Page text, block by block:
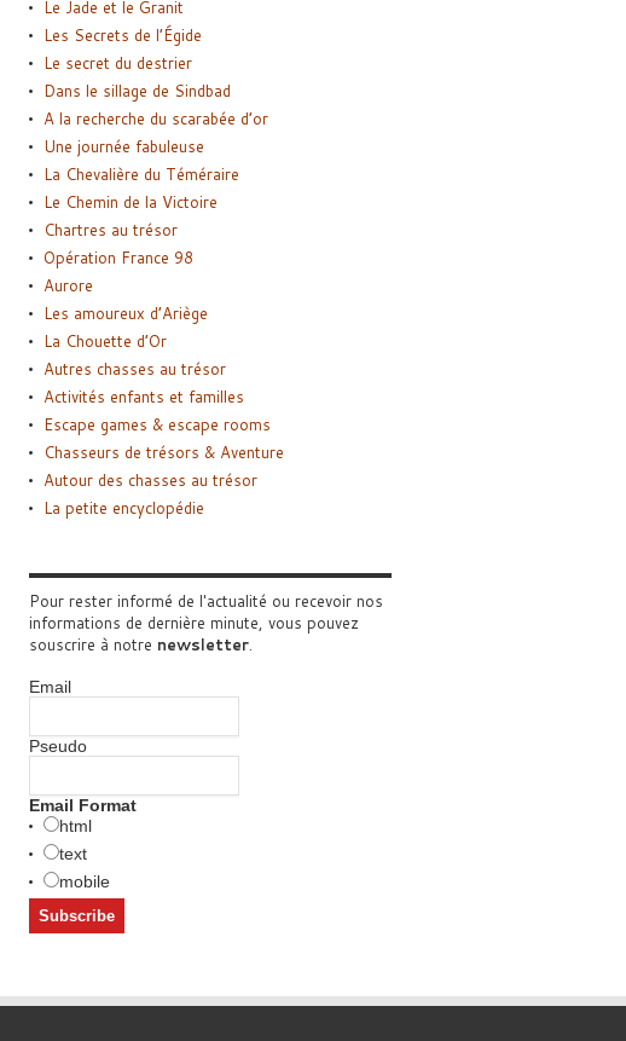
Le Jade et le Granit
Les Secrets de l’Égide
Le secret du destrier
Dans le sillage de Sindbad
A la recherche du scarabée d’or
Une journée fabuleuse
La Chevalière du Téméraire
Le Chemin de la Victoire
Chartres au trésor
Opération France 98
Aurore
Les amoureux d’Ariège
La Chouette d’Or
Autres chasses au trésor
Activités enfants et familles
Escape games & escape rooms
Chasseurs de trésors & Aventure
Autour des chasses au trésor
La petite encyclopédie
Pour rester informé de l'actualité ou recevoir nos
informations de dernière minute, vous pouvez
souscrire à notre newsletter.
Email
Pseudo
Email Format
html
text
mobile